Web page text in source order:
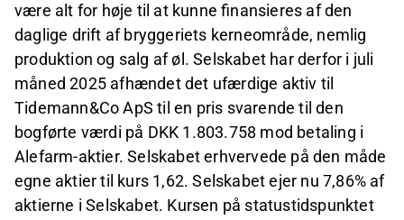
være alt for høje til at kunne finansieres af den
daglige drift af bryggeriets kerneområde, nemlig
produktion og salg af øl. Selskabet har derfor i juli
måned 2025 afhændet det ufærdige aktiv til
Tidemann&Co ApS til en pris svarende til den
bogførte værdi på DKK 1.803.758 mod betaling i
Alefarm-aktier. Selskabet erhvervede på den måde
egne aktier til kurs 1,62. Selskabet ejer nu 7,86% af
aktierne i Selskabet. Kursen på statustidspunktet